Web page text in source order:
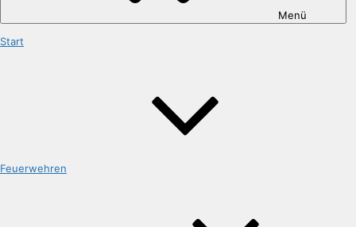
Menü
Start
Feuerwehren